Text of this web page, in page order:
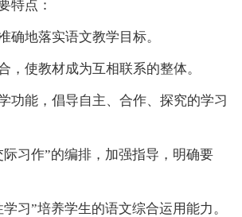
点：
地落实语文教学目标。
使教材成为互相联系的整体。
能，倡导自主、合作、探究的学习
习作”的编排，加强指导，明确要
”培养学生的语文综合运用能力。